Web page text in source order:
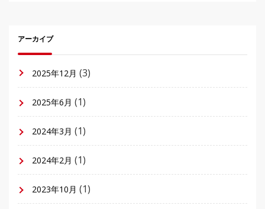
アーカイブ
2025年12月 (3)
2025年6月 (1)
2024年3月 (1)
2024年2月 (1)
2023年10月 (1)